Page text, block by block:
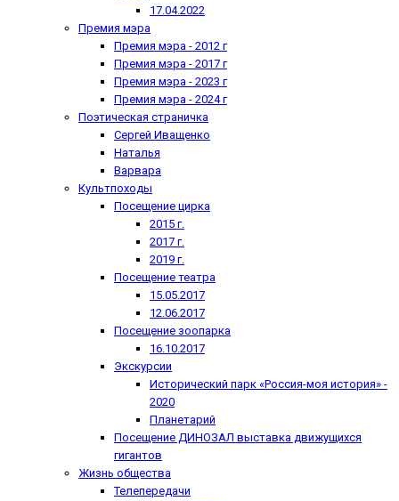
17.04.2022
Премия мэра
Премия мэра - 2012 г
Премия мэра - 2017 г
Премия мэра - 2023 г
Премия мэра - 2024 г
Поэтическая страничка
Сергей Иващенко
Наталья
Варвара
Культпоходы
Посещение цирка
2015 г.
2017 г.
2019 г.
Посещение театра
15.05.2017
12.06.2017
Посещение зоопарка
16.10.2017
Экскурсии
Исторический парк «Россия-моя история» -
2020
Планетарий
Посещение ДИНОЗАЛ выставка движущихся
гигантов
Жизнь общества
Телепередачи